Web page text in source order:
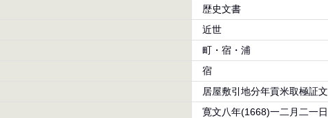
歴史文書
近世
町・宿・浦
宿
居屋敷引地分年貢米取極証文
寛文八年(1668)一二月二一日